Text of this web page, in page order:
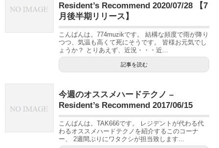
Resident’s Recommend 2020/07/28 【7
月後半期リリース】
こんばんは。774muzikです。 結構な頻度で雨が降り
つつ、気温も高くて死にそうです。 皆様お元気でし
ょうか？ とりあえず、近況・・・近...
記事を読む
今週のオススメハードテクノ –
Resident’s Recommend 2017/06/15
こんばんは。TAK666です。 レジデントが代わる代
わるオススメハードテクノを紹介するこのコーナ
ー、 2週間ぶりにワタクシが担当致します...